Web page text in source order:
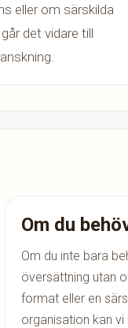
eller om särskilda
det vidare till
Om du
Om du inte bara
översättning utan
format eller en
organisation kan